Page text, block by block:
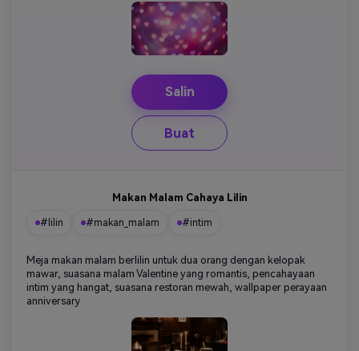
Salin
Buat
Makan Malam Cahaya Lilin
#lilin #makan_malam #intim
Meja makan malam berlilin untuk dua orang dengan kelopak
mawar, suasana malam Valentine yang romantis, pencahayaan
intim yang hangat, suasana restoran mewah, wallpaper perayaan
anniversary